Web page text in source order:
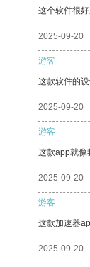
这个软件很好
2025-09-20
游客
这款软件的
2025-09-20
游客
这款app就像
2025-09-20
游客
这款加速器
2025-09-20